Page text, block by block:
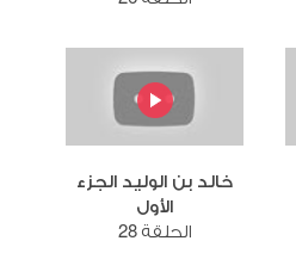
خالد بن الوليد الجزء
الأول
الحلقة 28